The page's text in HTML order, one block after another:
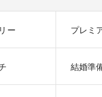
ー プレミ
結婚準